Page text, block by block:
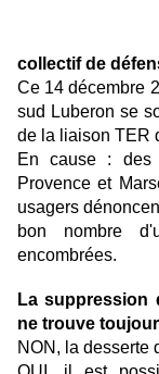
collectif de
Ce 14 décembre
sud Luberon se
de la liaison TER
En cause : des
Provence et
usagers
bon nombre
encombrées.
La suppression
ne trouve
NON, la desserte